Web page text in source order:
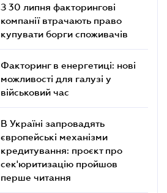
З 30 липня факторингові
компанії втрачають право
купувати борги споживачів
Факторинг в енергетиці: нові
можливості для галузі у
військовий час
В Україні запровадять
європейські механізми
кредитування: проєкт про
сек'юритизацію пройшов
перше читання